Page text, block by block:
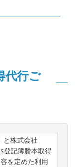
代行ご
と株式会社
登記簿謄本取得
を定めた利用